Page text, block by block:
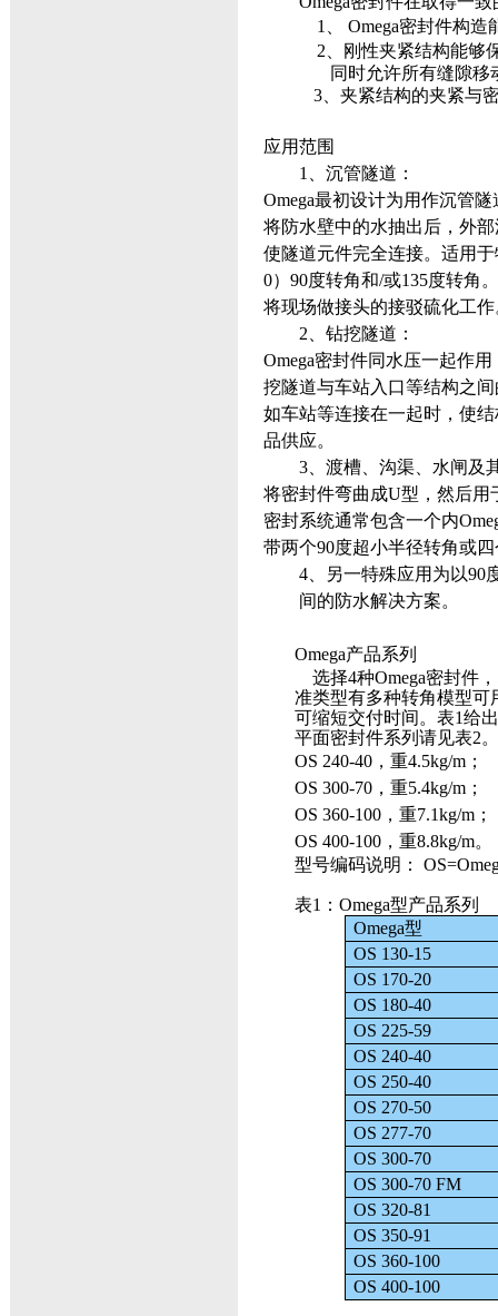
1、Omega密封件构造
2
刚性夹紧结构能够
同时允许所有缝隙移
3 、夹紧结构的夹紧与
应用范围
1
、沉管隧道：
Omega最初设计为用作沉管
将防水壁中的水抽出后，外
使隧道元件完全连接。适用
0）90度转角和/或135度转角
将现场做接头的接驳硫化工
2、钻挖隧道：
Omega密封件同水压一起作
挖隧道与车站入口等结构之
如车站等连接在一起时，使
品供应。
3、渡槽、沟渠、水闸及
将密封件弯曲成U型，然后用
密封系统通常包含一个内
带两个90度超小半径转角或
4、 另一特殊应用为以90
间的防水解决方案。
Omega产品系列
选择4种Omega密封件
准类型有多种转角模型
可缩短交付时间。表1给
平面密封件系列请见表2
OS 240-40，重4.5kg/m；
OS 300-70，重5.4kg/m；
OS 360-100 ，重7.1kg/m ；
OS 400-100 ，重8.8kg/m。
型号编码说明：
表1：Omega型产品系列
Omega型
OS 130-15
OS 170-20
OS 180-40
OS 225-59
OS 240-40
OS 250-40
OS 270-50
OS 277-70
OS 300-70
OS 300-70 FM
OS 320-81
OS 350-91
OS 360-100
OS 400-100